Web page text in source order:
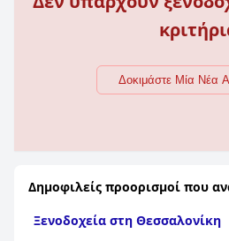
Δοκιμάστε Μία Νέα
Δημοφιλείς προορισμοί που
Ξενοδοχεία στη Θεσσαλονίκη